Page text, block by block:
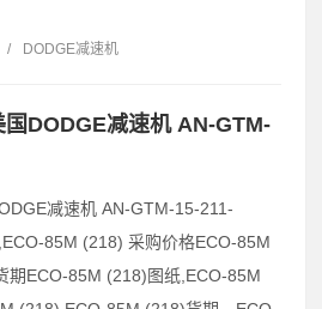
/ DODGE减速机
DODGE减速机 AN-GTM-
减速机 AN-GTM-15-211-
85M (218) 采购价格ECO-85M
期ECO-85M (218)图纸,ECO-85M